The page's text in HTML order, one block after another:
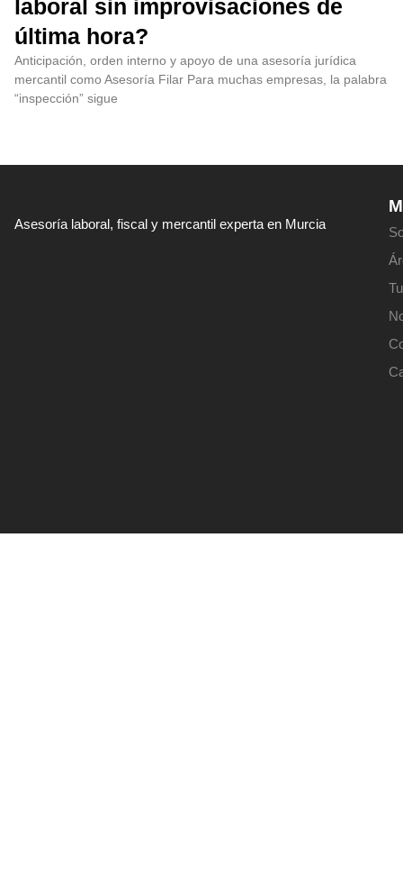
laboral sin improvisaciones de
última hora?
Anticipación, orden interno y apoyo de una asesoría jurídica
mercantil como Asesoría Filar Para muchas empresas, la palabra
“inspección” sigue
Asesoría laboral, fiscal y mercantil experta en Murcia